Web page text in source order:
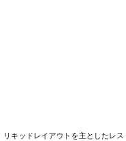
キッドレイアウトを主としたレス